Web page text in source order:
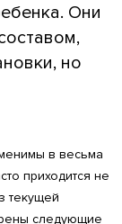
Они
но
в весьма
приходится не
текущей
следующие